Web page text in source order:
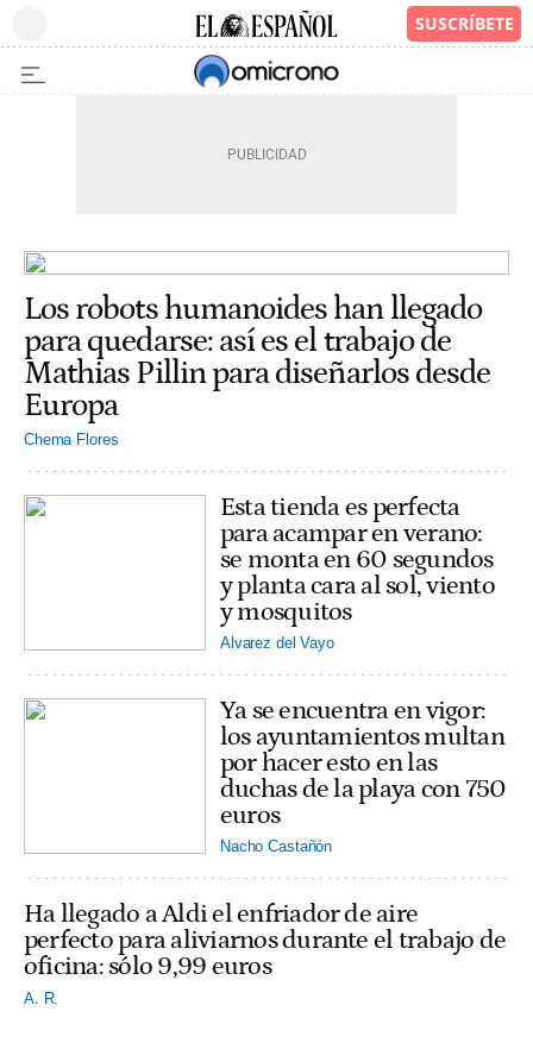
Los robots humanoides han llegado
para quedarse: así es el trabajo de
Mathias Pillin para diseñarlos desde
Europa
Chema Flores
Esta tienda es perfecta
para acampar en verano:
se monta en 60 segundos
y planta cara al sol, viento
y mosquitos
Alvarez del Vayo
Ya se encuentra en vigor:
los ayuntamientos multan
por hacer esto en las
duchas de la playa con 750
euros
Nacho Castañón
Ha llegado a Aldi el enfriador de aire
perfecto para aliviarnos durante el trabajo de
oficina: sólo 9,99 euros
A. R.